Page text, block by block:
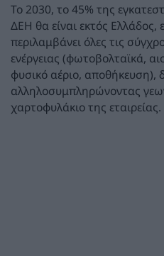
Το 2030, το 45% της
ΔΕΗ θα είναι εκτός Ελλάδος,
περιλαμβάνει όλες τις
ενέργειας (φωτοβολταϊκά,
φυσικό αέριο, αποθήκευση),
αλληλοσυμπληρώνοντας
χαρτοφυλάκιο της εταιρείας.